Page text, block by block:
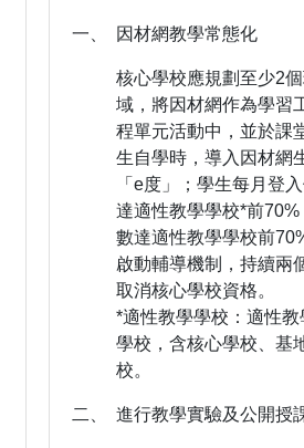
一、 因材網教學常態化
核心學校應規劃至少2
域，將因材網作為學習
程單元活動中，並於課
生自學時，導入因材網
「e度」；學生每月登
達適性教學學校*前
數達適性教學學校前
啟動輔導機制，持續兩
取消核心學校資格。
*適性教學學校：適性
學校，含核心學校、基
校。
二、 進行教學實驗及公開授